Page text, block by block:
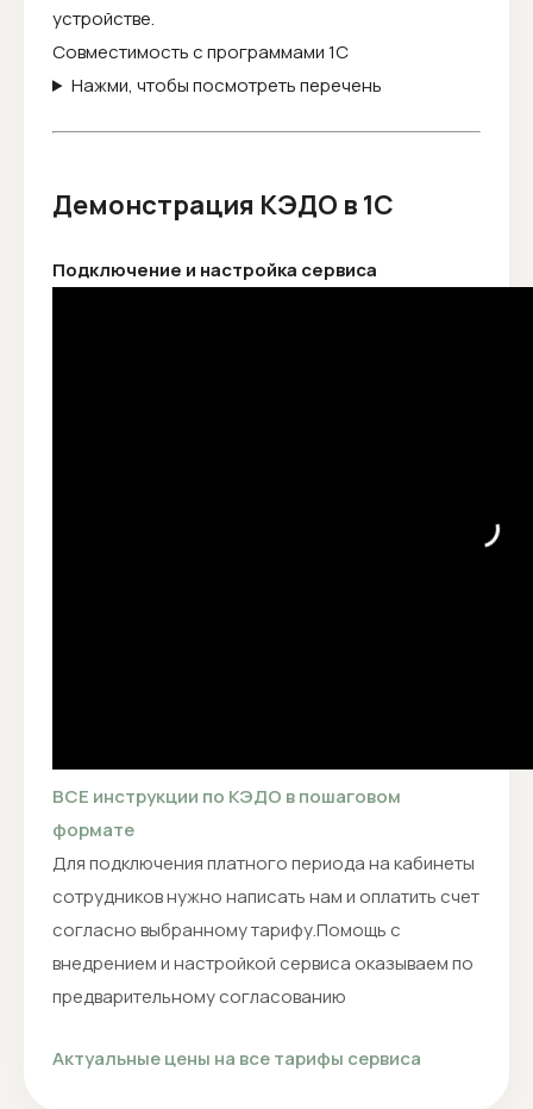
устройстве.
Совместимость с программами 1С
Нажми, чтобы посмотреть перечень
Демонстрация КЭДО в 1С
Подключение и настройка сервиса
ВСЕ инструкции по КЭДО в пошаговом
формате
Для подключения платного периода на кабинеты
сотрудников нужно написать нам и оплатить счет
согласно выбранному тарифу.Помощь с
внедрением и настройкой сервиса оказываем по
предварительному согласованию
Актуальные цены на все тарифы сервиса